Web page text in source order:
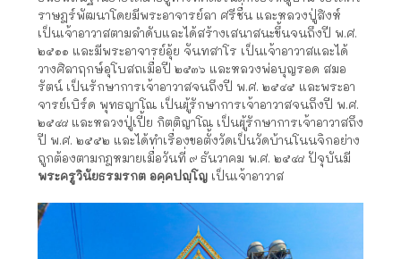
ราษฎร์พัฒนาโดยมีพระอาจารย์ลา ศรีชื่น และหลวงปู่สิงห์
เป็นเจ้าอาวาสตามลำดับและได้สร้างเสนาสนะขึ้นจนถึงปี พ.ศ.
๒๕๑๑ และมีพระอาจารย์อุ้ย จันทสาโร เป็นเจ้าอาวาสและได้
วางศิลาฤกษ์อุโบสถเมื่อปี ๒๕๓๖ และหลวงพ่อบุญรอด สมอ
รัตน์ เป็นรักษาการเจ้าอาวาสจนถึงปี พ.ศ. ๒๕๔๕ และพระอา
จารย์เบิร์ด พุทธญาโณ เป็นผู้รักษาการเจ้าอาวาสจนถึงปี พ.ศ.
๒๕๔๘ และหลวงปู่เปี้ย กิตติญาโณ เป็นผู้รักษาการเจ้าอาวาสถึง
ปี พ.ศ. ๒๕๕๒ และได้ทำเรื่องขอตั้งวัดเป็นวัดบ้านโนนจิกอย่าง
ถูกต้องตามกฎหมายเมื่อวันที่ ๙ ธันวาคม พ.ศ. ๒๕๔๘ ปัจุบันมี
พระครูวินัยธรมรกต อคฺคปญฺโญ เป็นเจ้าอาวาส